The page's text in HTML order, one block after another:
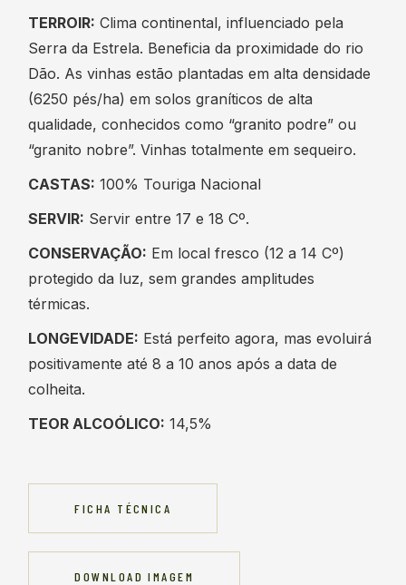
TERROIR: Clima continental, influenciado pela
Serra da Estrela. Beneficia da proximidade do rio
Dão. As vinhas estão plantadas em alta densidade
(6250 pés/ha) em solos graníticos de alta
qualidade, conhecidos como “granito podre” ou
“granito nobre”. Vinhas totalmente em sequeiro.
CASTAS: 100% Touriga Nacional
SERVIR: Servir entre 17 e 18 Cº.
CONSERVAÇÃO: Em local fresco (12 a 14 Cº)
protegido da luz, sem grandes amplitudes
térmicas.
LONGEVIDADE: Está perfeito agora, mas evoluirá
positivamente até 8 a 10 anos após a data de
colheita.
TEOR ALCOÓLICO: 14,5%
FICHA TÉCNICA
DOWNLOAD IMAGEM